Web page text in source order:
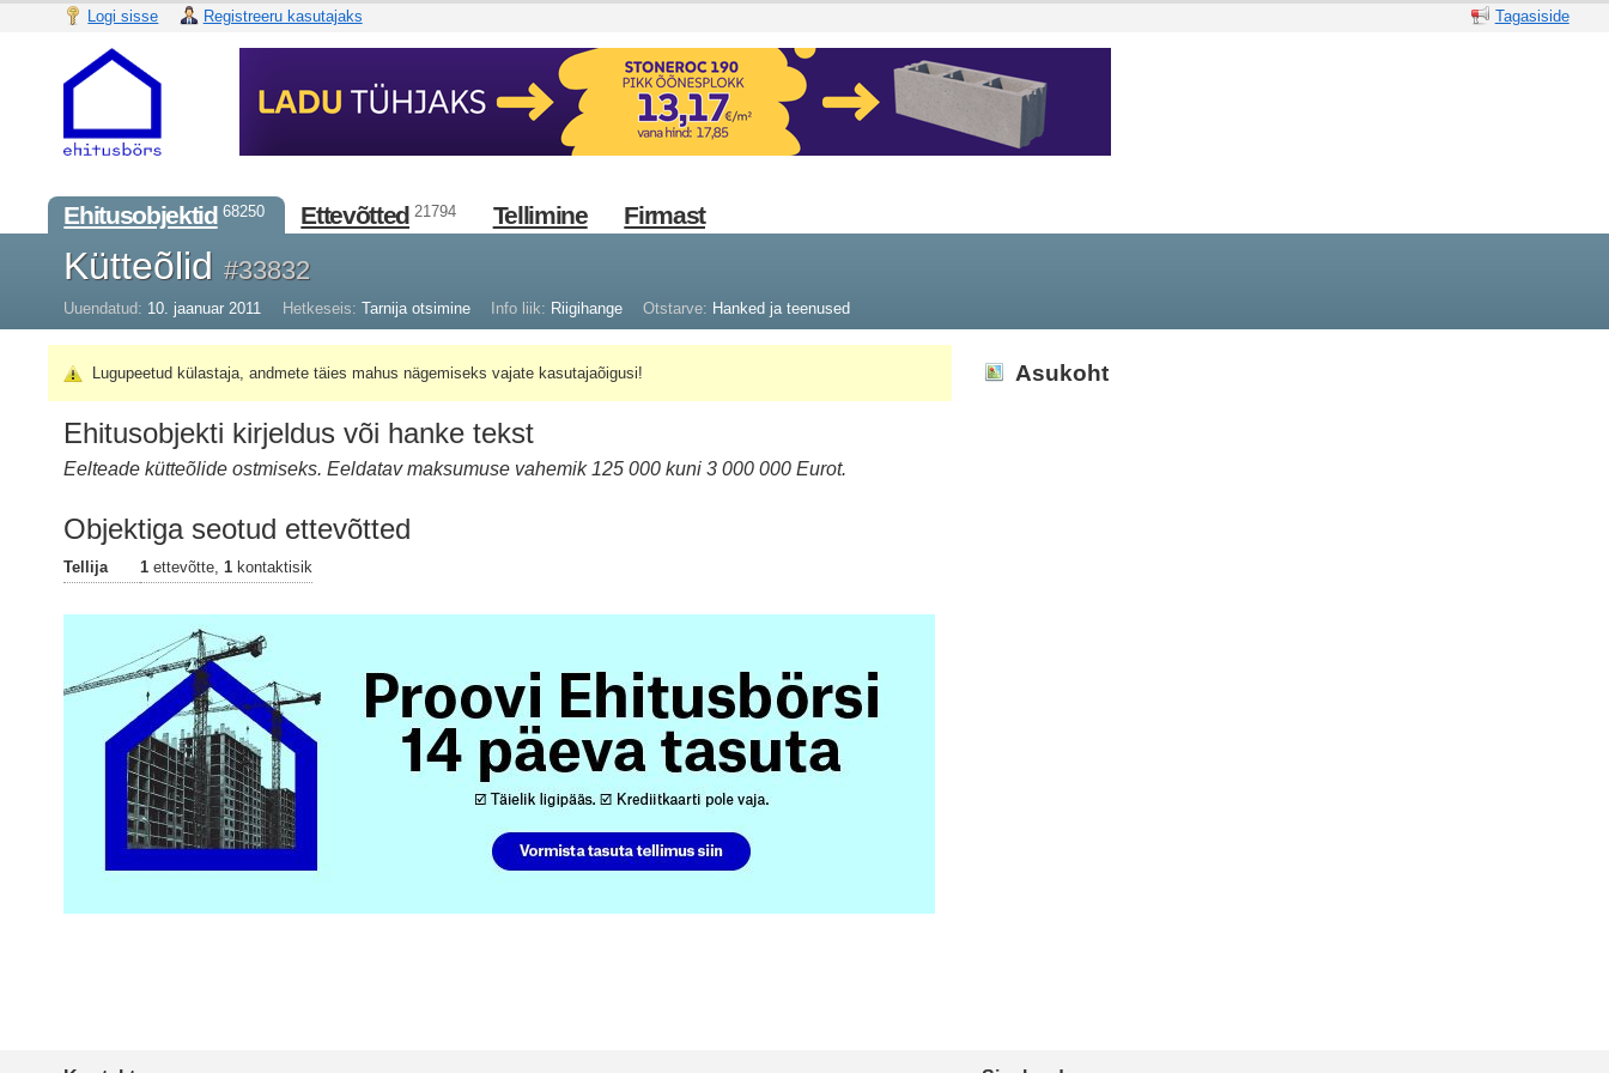
Logi sisse Registreeru kasutajaks Tagasiside
Ehitusobjektid 68250 Ettevõtted 21794 Tellimine Firmast
Kütteõlid#33832
Uuendatud: 10. jaanuar 2011 Hetkeseis: Tarnija otsimine Info liik: Riigihange Otstarve: Hanked ja teenused
Lugupeetud külastaja, andmete täies mahus nägemiseks vajate kasutajaõigusi!
Ehitusobjekti kirjeldus või hanke tekst
Eelteade kütteõlide ostmiseks. Eeldatav maksumuse vahemik 125 000 kuni 3 000 000 Eurot.
Objektiga seotud ettevõtted
Tellija 1 ettevõtte, 1 kontaktisik
Asukoht